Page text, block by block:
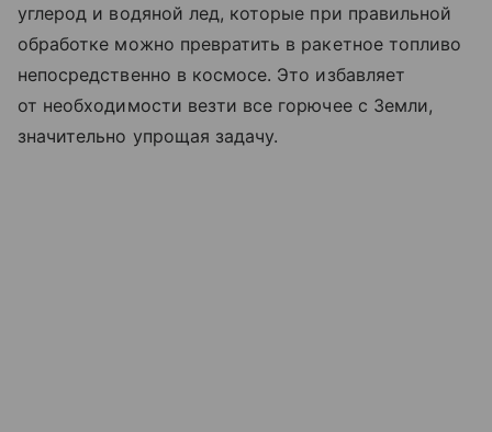
углерод и водяной лед, которые при правильной
обработке можно превратить в ракетное топливо
непосредственно в космосе. Это избавляет
от необходимости везти все горючее с Земли,
значительно упрощая задачу.